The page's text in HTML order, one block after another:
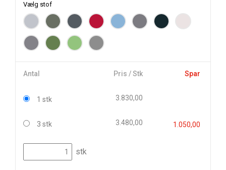
Vælg stof
Antal Pris / Stk Spar
1 stk 3.830,00
3 stk 3.480,00 1.050,00
stk